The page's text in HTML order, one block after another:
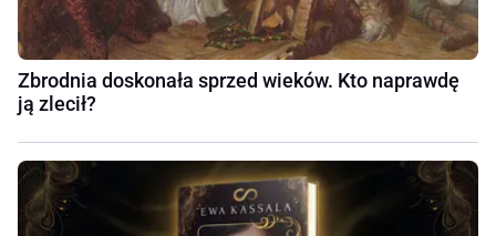
Zbrodnia doskonała sprzed wieków. Kto naprawdę
ją zlecił?